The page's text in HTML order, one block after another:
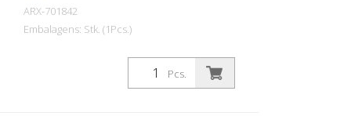
ARX-701842
Embalagens: Stk. (1Pcs.)
Lâminas redondas para tambor de 4
eixos - incluindo 4 eixos + discos
intermediários para tambor de 4 eixos
Pcs.